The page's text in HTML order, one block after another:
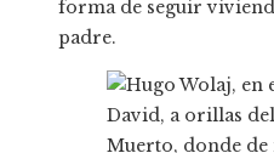
forma de seguir
padre.